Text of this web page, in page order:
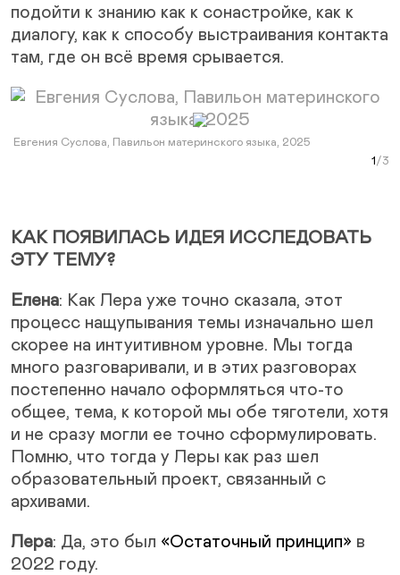
подойти к знанию как к сонастройке, как к
диалогу, как к способу выстраивания контакта
там, где он всё время срывается.
Next Slide
Евгения Суслова, Павильон материнского языка, 2025
КАК ПОЯВИЛАСЬ ИДЕЯ ИССЛЕДОВАТЬ
ЭТУ ТЕМУ?
Елена: Как Лера уже точно сказала, этот
процесс нащупывания темы изначально шел
скорее на интуитивном уровне. Мы тогда
много разговаривали, и в этих разговорах
постепенно начало оформляться что-то
общее, тема, к которой мы обе тяготели, хотя
и не сразу могли ее точно сформулировать.
Помню, что тогда у Леры как раз шел
образовательный проект, связанный с
архивами.
Лера: Да, это был «Остаточный принцип» в
2022 году.